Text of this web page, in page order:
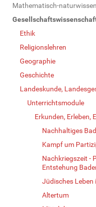
Mathematisch-
Ethik
Religionslehren
Geographie
Geschichte
Landeskunde,
Unterrichtsmodule
Erkunden, Erleben,
Nachhaltiges
Kampf um
Nachkriegszeit -
Entstehung
Jüdisches Leben
Altertum